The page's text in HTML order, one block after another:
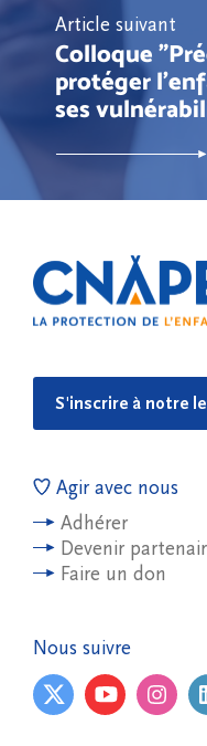
Article suivant
Colloque
protéger
ses
S'inscrire à notre
Agir avec nous
Adhérer
Devenir
Faire un don
Nous suivre